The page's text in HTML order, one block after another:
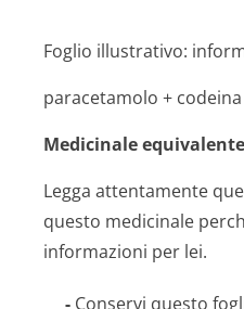
Foglio illustrativo:
paracetamolo +
Medicinale equivalente
Legga attentamente
questo medicinale
informazioni per lei.
- Conservi questo